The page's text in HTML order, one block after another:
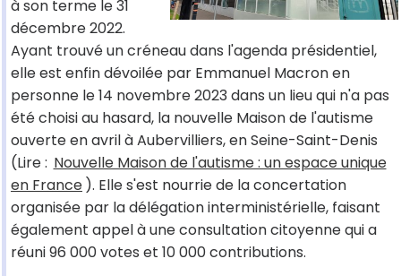
à son terme le 31
décembre 2022.
Ayant trouvé un créneau dans l'agenda présidentiel,
elle est enfin dévoilée par Emmanuel Macron en
personne le 14 novembre 2023 dans un lieu qui n'a pas
été choisi au hasard, la nouvelle Maison de l'autisme
ouverte en avril à Aubervilliers, en Seine-Saint-Denis
(Lire : Nouvelle Maison de l'autisme : un espace unique
en France ). Elle s'est nourrie de la concertation
organisée par la délégation interministérielle, faisant
également appel à une consultation citoyenne qui a
réuni 96 000 votes et 10 000 contributions.